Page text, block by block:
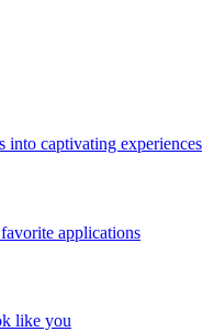
into captivating experiences
applications
like you